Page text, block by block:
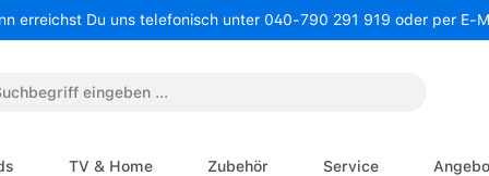
erreichst Du uns telefonisch unter 040-790 291 919 oder per E-
TV & Home Zubehör Service